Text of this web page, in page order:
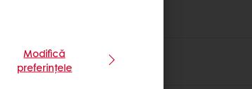
Modifică
preferințele